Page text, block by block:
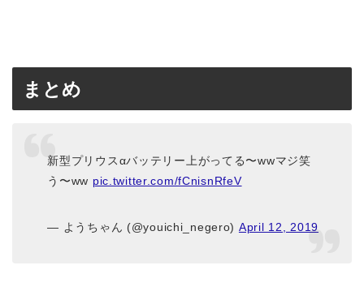
まとめ
新型プリウスαバッテリー上がってる〜wwマジ笑
う〜ww pic.twitter.com/fCnisnRfeV
— ようちゃん (@youichi_negero) April 12, 2019